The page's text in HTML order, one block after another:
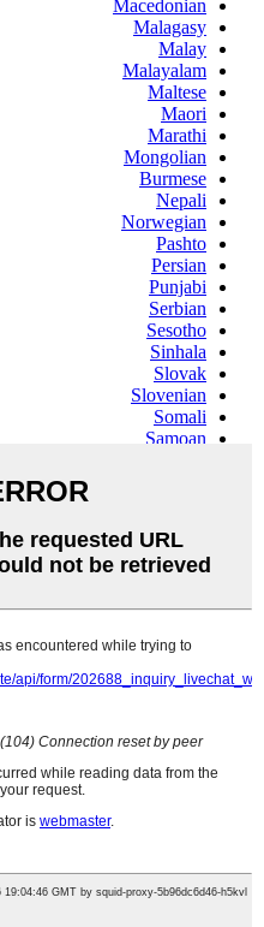
Macedonian
Malagasy
Malay
Malayalam
Maltese
Maori
Marathi
Mongolian
Burmese
Nepali
Norwegian
Pashto
Persian
Punjabi
Serbian
Sesotho
Sinhala
Slovak
Slovenian
Somali
Samoan
Swahili
Tajik
Telugu
Ukrainian
Urdu
Welsh
Xhosa
Yiddish
Tatar
Oriya